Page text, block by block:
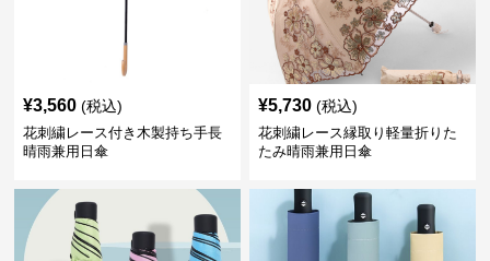
¥3,560 (税込)
花刺繍レース付き木製持ち手長
晴雨兼用日傘
¥5,730 (税込)
花刺繍レース縁取り軽量折りた
たみ晴雨兼用日傘